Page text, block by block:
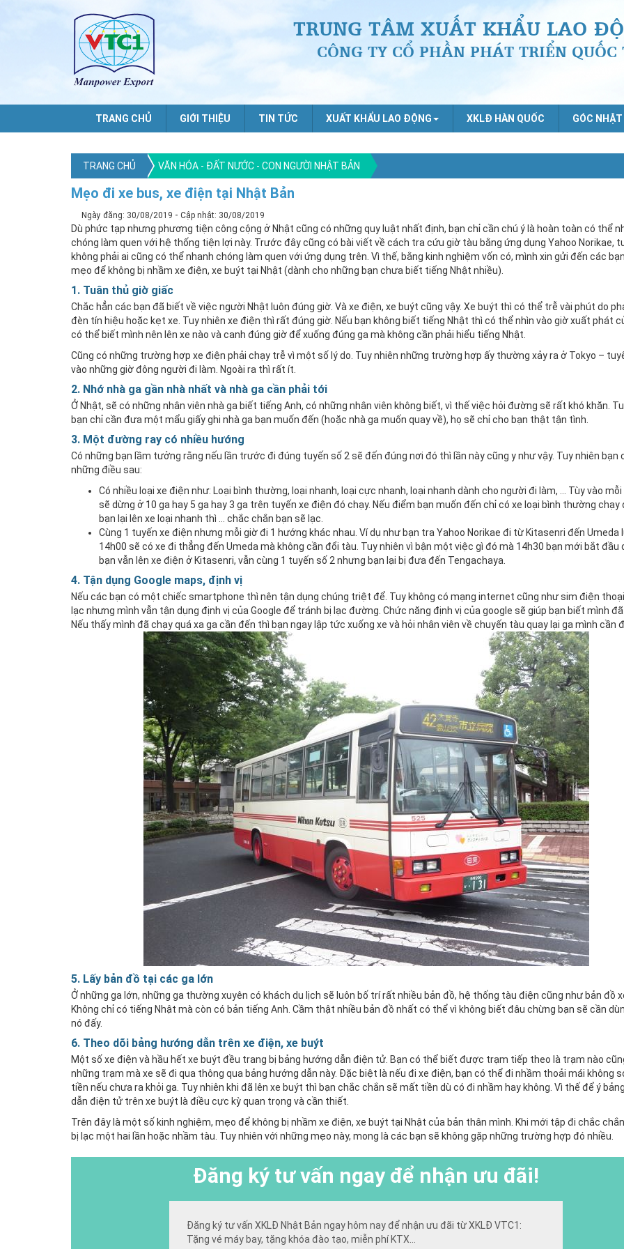
TRUNG TÂM XUẤT KHẨU LAO
CÔNG TY CỔ PHẦN PHÁT TRIỂN QUỐC
TRANG CHỦ GIỚI THIỆU TIN TỨC XUẤT KHẨU LAO ĐỘNG XKLĐ HÀN QUỐC GÓC NHẬT
TRANG CHỦ VĂN HÓA - ĐẤT NƯỚC - CON NGƯỜI NHẬT BẢN
Mẹo đi xe bus, xe điện tại Nhật Bản
Ngày đăng: 30/08/2019 - Cập nhật: 30/08/2019
Dù phức tạp nhưng phương tiện công cộng ở Nhật cũng có những quy luật nhất định, bạn chỉ cần chú ý là hoàn toàn có thể
chóng làm quen với hệ thống tiện lợi này. Trước đây cũng có bài viết về cách tra cứu giờ tàu bằng ứng dụng Yahoo Norikae,
không phải ai cũng có thể nhanh chóng làm quen với ứng dụng trên. Vì thế, bằng kinh nghiệm vốn có, mình xin gửi đến các
mẹo để không bị nhầm xe điện, xe buýt tại Nhật (dành cho những bạn chưa biết tiếng Nhật nhiều).
1. Tuân thủ giờ giấc
Chắc hẳn các bạn đã biết về việc người Nhật luôn đúng giờ. Và xe điện, xe buýt cũng vậy. Xe buýt thì có thể trễ vài phút do
đèn tín hiệu hoặc kẹt xe. Tuy nhiên xe điện thì rất đúng giờ. Nếu bạn không biết tiếng Nhật thì có thể nhìn vào giờ xuất phát
có thể biết mình nên lên xe nào và canh đúng giờ để xuống đúng ga mà không cần phải hiểu tiếng Nhật.
Cũng có những trường hợp xe điện phải chạy trễ vì một số lý do. Tuy nhiên những trường hợp ấy thường xảy ra ở Tokyo –
vào những giờ đông người đi làm. Ngoài ra thì rất ít.
2. Nhớ nhà ga gần nhà nhất và nhà ga cần phải tới
Ở Nhật, sẽ có những nhân viên nhà ga biết tiếng Anh, có những nhân viên không biết, vì thế việc hỏi đường sẽ rất khó khăn.
bạn chỉ cần đưa một mẩu giấy ghi nhà ga bạn muốn đến (hoặc nhà ga muốn quay về), họ sẽ chỉ cho bạn thật tận tình.
3. Một đường ray có nhiều hướng
Có những bạn lầm tưởng rằng nếu lần trước đi đúng tuyến số 2 sẽ đến đúng nơi đó thì lần này cũng y như vậy. Tuy nhiên bạn
những điều sau:
Có nhiều loại xe điện như: Loại bình thường, loại nhanh, loại cực nhanh, loại nhanh dành cho người đi làm, … Tùy vào mỗi
sẽ dừng ở 10 ga hay 5 ga hay 3 ga trên tuyến xe điện đó chạy. Nếu điểm bạn muốn đến chỉ có xe loại bình thường chạy
bạn lại lên xe loại nhanh thì … chắc chắn bạn sẽ lạc.
Cùng 1 tuyến xe điện nhưng mỗi giờ đi 1 hướng khác nhau. Ví dụ như bạn tra Yahoo Norikae đi từ Kitasenri đến Umeda
14h00 sẽ có xe đi thẳng đến Umeda mà không cần đổi tàu. Tuy nhiên vì bận một việc gì đó mà 14h30 bạn mới bắt đầu
bạn vẫn lên xe điện ở Kitasenri, vẫn cùng 1 tuyến số 2 nhưng bạn lại bị đưa đến Tengachaya.
4. Tận dụng Google maps, định vị
Nếu các bạn có một chiếc smartphone thì nên tận dụng chúng triệt để. Tuy không có mạng internet cũng như sim điện
lạc nhưng mình vẫn tận dụng định vị của Google để tránh bị lạc đường. Chức năng định vị của google sẽ giúp bạn biết mình
Nếu thấy mình đã chạy quá xa ga cần đến thì bạn ngay lập tức xuống xe và hỏi nhân viên về chuyến tàu quay lại ga mình cần
5. Lấy bản đồ tại các ga lớn
Ở những ga lớn, những ga thường xuyên có khách du lịch sẽ luôn bố trí rất nhiều bản đồ, hệ thống tàu điện cũng như bản đồ
Không chỉ có tiếng Nhật mà còn có bản tiếng Anh. Cầm thật nhiều bản đồ nhất có thể vì không biết đâu chừng bạn sẽ cần
nó đấy.
6. Theo dõi bảng hướng dẫn trên xe điện, xe buýt
Một số xe điện và hầu hết xe buýt đều trang bị bảng hướng dẫn điện tử. Bạn có thể biết được trạm tiếp theo là trạm nào
những trạm mà xe sẽ đi qua thông qua bảng hướng dẫn này. Đặc biệt là nếu đi xe điện, bạn có thể đi nhầm thoải mái không
tiền nếu chưa ra khỏi ga. Tuy nhiên khi đã lên xe buýt thì bạn chắc chắn sẽ mất tiền dù có đi nhầm hay không. Vì thế để ý
dẫn điện tử trên xe buýt là điều cực kỳ quan trọng và cần thiết.
Trên đây là một số kinh nghiệm, mẹo để không bị nhầm xe điện, xe buýt tại Nhật của bản thân mình. Khi mới tập đi chắc
bị lạc một hai lần hoặc nhầm tàu. Tuy nhiên với những mẹo này, mong là các bạn sẽ không gặp những trường hợp đó nhiều.
Đăng ký tư vấn ngay để nhận ưu đãi!
Đăng ký tư vấn XKLĐ Nhật Bản ngay hôm nay để nhận ưu đãi từ XKLĐ VTC1:
Tặng vé máy bay, tặng khóa đào tạo, miễn phí KTX...